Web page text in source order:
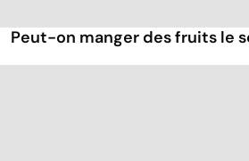
Peut-on manger des fruits le